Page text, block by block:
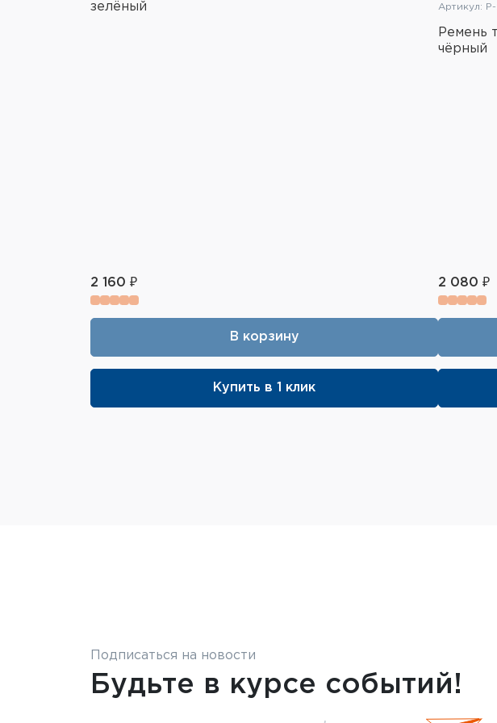
зелёный
2 160 ₽
В корзину
Купить в 1 клик
Артикул:
Ремень
чёрный
2 080 ₽
Подписаться на новости
Будьте в курсе событий!